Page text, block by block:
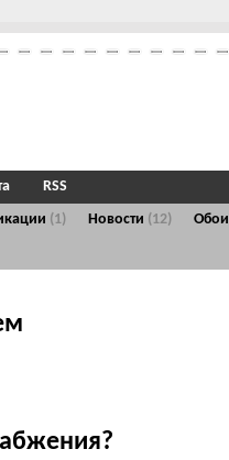
(1) Новости (12) Обои
RSS